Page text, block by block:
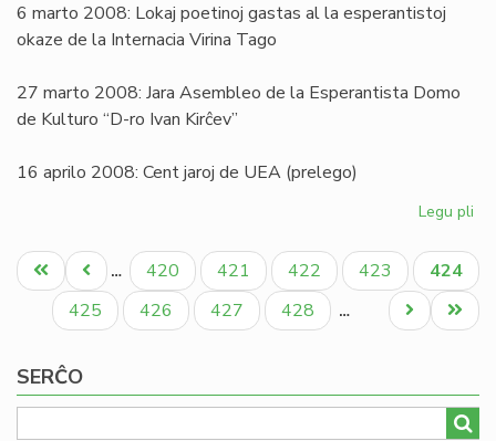
6 marto 2008: Lokaj poetinoj gastas al la esperantistoj
okaze de la Internacia Virina Tago
27 marto 2008: Jara Asembleo de la Esperantista Domo
de Kulturo “D-ro Ivan Kirĉev”
16 aprilo 2008: Cent jaroj de UEA (prelego)
Legu pli
Pagination
Unua
paĝo
Antaŭa
paĝo
… Paĝo
420 Paĝo
421 Paĝo
422 Paĝo
423
Aktuala
paĝo
424
Paĝo
425 Paĝo
426 Paĝo
427 Paĝo
428 …
Last
page
Next
page
SERĈO